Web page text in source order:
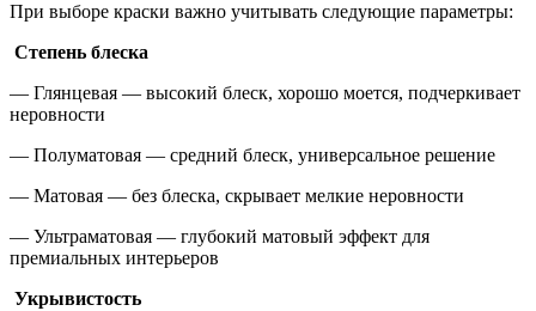
При выборе краски важно учитывать следующие параметры:
Степень блеска
— Глянцевая — высокий блеск, хорошо моется, подчеркивает
неровности
— Полуматовая — средний блеск, универсальное решение
— Матовая — без блеска, скрывает мелкие неровности
— Ультраматовая — глубокий матовый эффект для
премиальных интерьеров
Укрывистость